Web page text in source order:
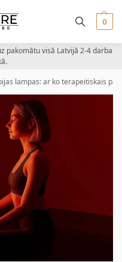
0
pakomātu visā Latvijā 2-4 darba
lampas: ar ko terapeitiskais